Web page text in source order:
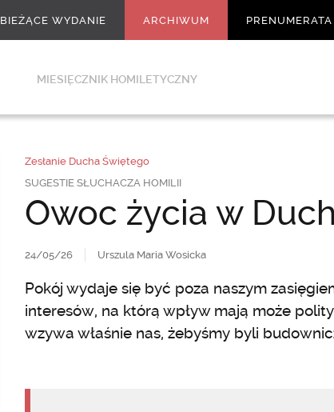
BIEŻĄCE WYDANIE ARCHIWUM PRENUMERATA
MIESIĘCZNIK HOMILETYCZNY
Zesłanie Ducha Świętego
SUGESTIE SŁUCHACZA HOMILII
Owoc życia w
24/05/26 Urszula Maria Wosicka
Pokój wydaje się być poza naszym
interesów, na którą wpływ mają może
wzywa właśnie nas, żebyśmy byli